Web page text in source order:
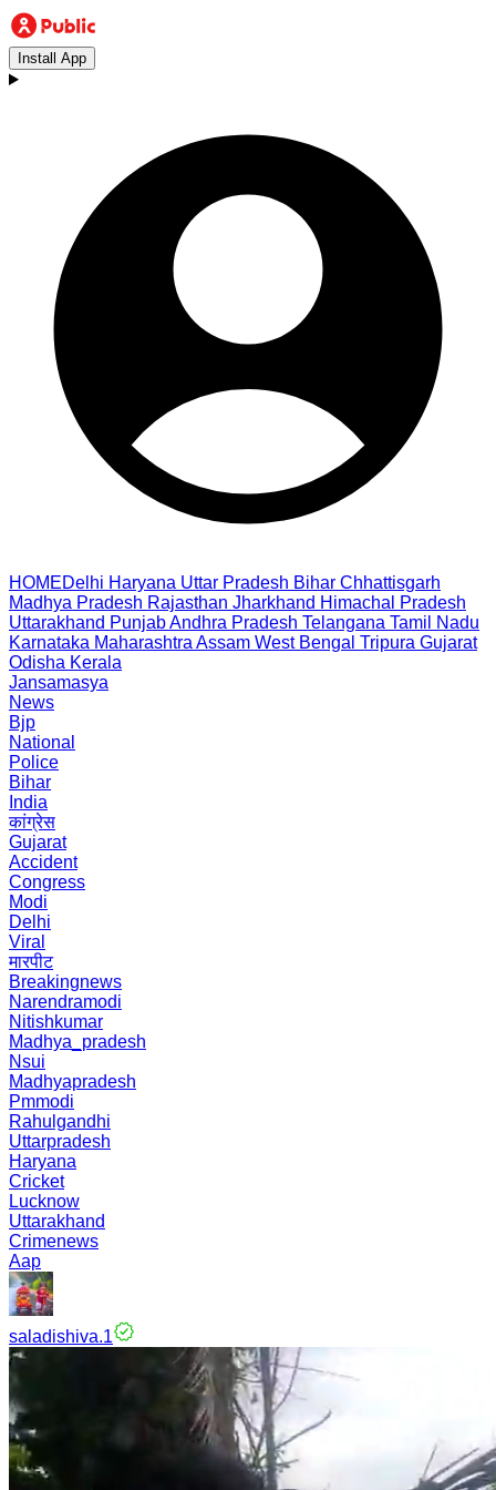
Install App
HOMEDelhi Haryana Uttar Pradesh Bihar Chhattisgarh
Madhya Pradesh Rajasthan Jharkhand Himachal Pradesh
Uttarakhand PunjabAndhra Pradesh Telangana Tamil Nadu
Karnataka Maharashtra Assam West Bengal Tripura Gujarat
Odisha Kerala
Jansamasya
News
Bjp
National
Police
Bihar
India
कांग्रेस
Gujarat
Accident
Congress
Modi
Delhi
Viral
मारपीट
Breakingnews
Narendramodi
Nitishkumar
Madhya_pradesh
Nsui
Madhyapradesh
Pmmodi
Rahulgandhi
Uttarpradesh
Haryana
Cricket
Lucknow
Uttarakhand
Crimenews
Aap
saladishiva.1